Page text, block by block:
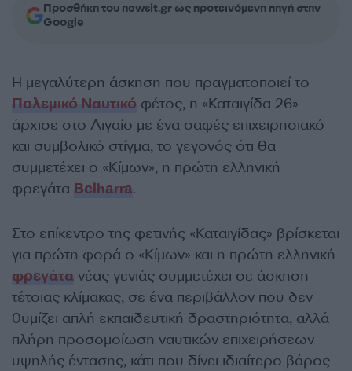
Προσθήκη του newsit.gr ως προτεινόμενη πηγή στην
Google
Η μεγαλύτερη άσκηση που πραγματοποιεί το
Πολεμικό Ναυτικό φέτος, η «Καταιγίδα 26»
άρχισε στο Αιγαίο με ένα σαφές επιχειρησιακό
και συμβολικό στίγμα, το γεγονός ότι θα
συμμετέχει ο «Κίμων», η πρώτη ελληνική
φρεγάτα Belharra.
Στο επίκεντρο της φετινής «Καταιγίδας» βρίσκεται
για πρώτη φορά ο «Κίμων» και η πρώτη ελληνική
φρεγάτα νέας γενιάς συμμετέχει σε άσκηση
τέτοιας κλίμακας, σε ένα περιβάλλον που δεν
θυμίζει απλή εκπαιδευτική δραστηριότητα, αλλά
πλήρη προσομοίωση ναυτικών επιχειρήσεων
υψηλής έντασης, κάτι που δίνει ιδιαίτερο βάρος